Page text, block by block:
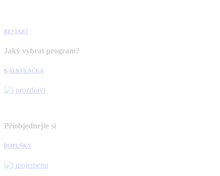
RESTART
Jaký vybrat program?
KALKULAČKA
Přiobjednejte si
DOPLŇKY